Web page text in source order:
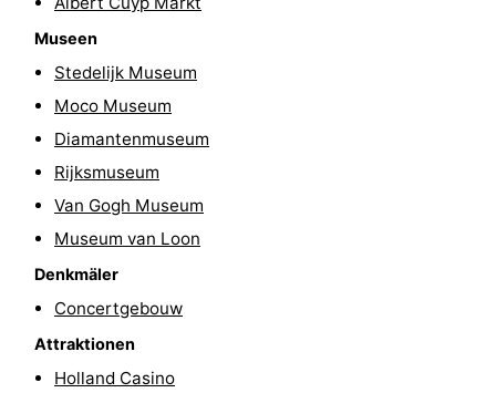
für
Touristen
Medizin
Adressen
Wetter
Kontakt
Museen
Stedelijk Museum
Moco Museum
Diamantenmuseum
Rijksmuseum
Van Gogh Museum
Museum van Loon
Denkmäler
Concertgebouw
Attraktionen
Holland Casino